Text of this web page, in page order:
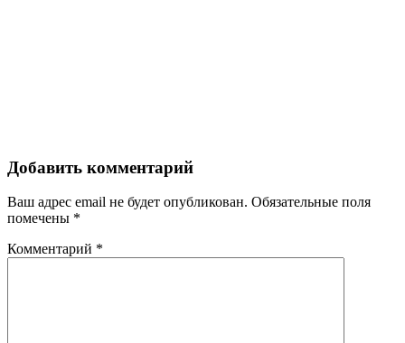
Добавить комментарий
Ваш адрес email не будет опубликован. Обязательные поля
помечены *
Комментарий *